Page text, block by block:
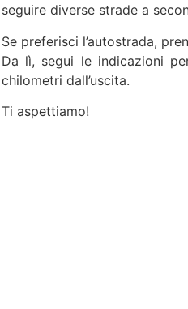
seguire diverse strade a
Se preferisci l’autostrada,
Da lì, segui le indicazioni
chilometri dall’uscita.
Ti aspettiamo!